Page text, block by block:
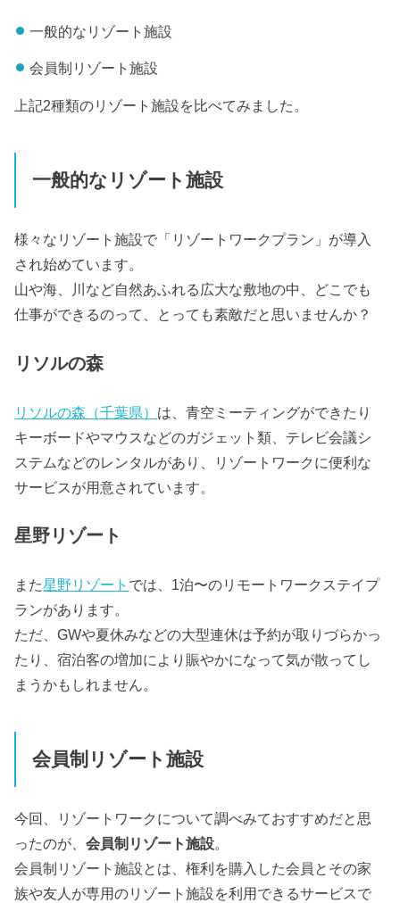
一般的なリゾート施設
会員制リゾート施設
上記2種類のリゾート施設を比べてみました。
一般的なリゾート施設
様々なリゾート施設で「リゾートワークプラン」が導入
され始めています。
山や海、川など自然あふれる広大な敷地の中、どこでも
仕事ができるのって、とっても素敵だと思いませんか？
リソルの森
リソルの森（千葉県） は、青空ミーティングができたり
キーボードやマウスなどのガジェット類、テレビ会議シ
ステムなどのレンタルがあり、リゾートワークに便利な
サービスが用意されています。
星野リゾート
また星野リゾート では、1泊〜のリモートワークステイプ
ランがあります。
ただ、GWや夏休みなどの大型連休は予約が取りづらかっ
たり、宿泊客の増加により賑やかになって気が散ってし
まうかもしれません。
会員制リゾート施設
今回、リゾートワークについて調べみておすすめだと思
ったのが、会員制リゾート施設。
会員制リゾート施設とは、権利を購入した会員とその家
族や友人が専用のリゾート施設を利用できるサービスで